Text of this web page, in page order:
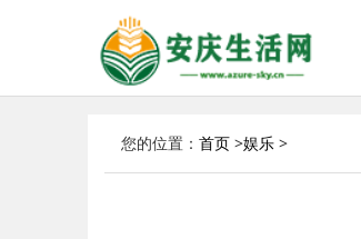
您的位置： 首页 >娱乐 >